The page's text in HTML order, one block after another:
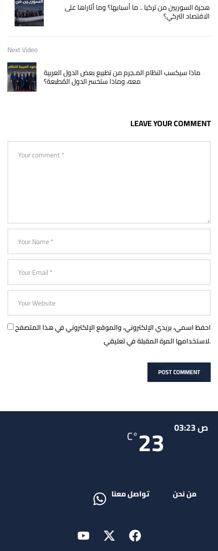
هجرة السوريين من تركيا .. ما أسبابها؟ وما أثاراها على
الاقتصاد التركي؟
Next Video
ماذا سيكسب النظام المـجرم من تطبيع بعض الدول العربية
معه، وماذا ستخسر الدول المُطبعة؟
LEAVE YOUR COMMENT
احفظ اسمي، بريدي الإلكتروني، والموقع الإلكتروني في هذا المتصفح
لاستخدامها المرة المقبلة في تعليقي.
ص 03:23 23
°C
من نحن تواصل معنا